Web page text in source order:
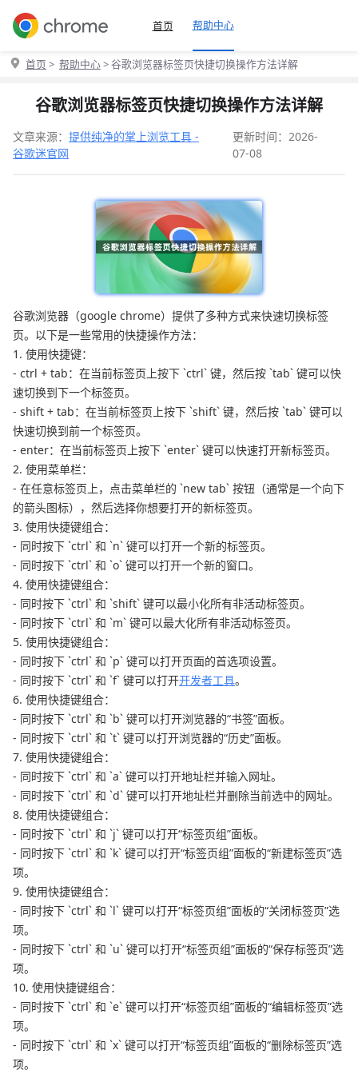
首页 帮助中心
首页 > 帮助中心> 谷歌浏览器标签页快捷切换操作方法详解
谷歌浏览器标签页快捷切换操作方法详解
文章来源： 提供纯净的掌上浏览工具 -
谷歌迷官网
更新时间：2026-
07-08
谷歌浏览器（google chrome）提供了多种方式来快速切换标签
页。以下是一些常用的快捷操作方法：
1. 使用快捷键：
- ctrl + tab：在当前标签页上按下 `ctrl` 键，然后按 `tab` 键可以快
速切换到下一个标签页。
- shift + tab：在当前标签页上按下 `shift` 键，然后按 `tab` 键可以
快速切换到前一个标签页。
- enter：在当前标签页上按下 `enter` 键可以快速打开新标签页。
2. 使用菜单栏：
- 在任意标签页上，点击菜单栏的 `new tab` 按钮（通常是一个向下
的箭头图标），然后选择你想要打开的新标签页。
3. 使用快捷键组合：
- 同时按下 `ctrl` 和 `n` 键可以打开一个新的标签页。
- 同时按下 `ctrl` 和 `o` 键可以打开一个新的窗口。
4. 使用快捷键组合：
- 同时按下 `ctrl` 和 `shift` 键可以最小化所有非活动标签页。
- 同时按下 `ctrl` 和 `m` 键可以最大化所有非活动标签页。
5. 使用快捷键组合：
- 同时按下 `ctrl` 和 `p` 键可以打开页面的首选项设置。
- 同时按下 `ctrl` 和 `f` 键可以打开开发者工具。
6. 使用快捷键组合：
- 同时按下 `ctrl` 和 `b` 键可以打开浏览器的“书签”面板。
- 同时按下 `ctrl` 和 `t` 键可以打开浏览器的“历史”面板。
7. 使用快捷键组合：
- 同时按下 `ctrl` 和 `a` 键可以打开地址栏并输入网址。
- 同时按下 `ctrl` 和 `d` 键可以打开地址栏并删除当前选中的网址。
8. 使用快捷键组合：
- 同时按下 `ctrl` 和 `j` 键可以打开“标签页组”面板。
- 同时按下 `ctrl` 和 `k` 键可以打开“标签页组”面板的“新建标签页”选
项。
9. 使用快捷键组合：
- 同时按下 `ctrl` 和 `l` 键可以打开“标签页组”面板的“关闭标签页”选
项。
- 同时按下 `ctrl` 和 `u` 键可以打开“标签页组”面板的“保存标签页”选
项。
10. 使用快捷键组合：
- 同时按下 `ctrl` 和 `e` 键可以打开“标签页组”面板的“编辑标签页”选
项。
- 同时按下 `ctrl` 和 `x` 键可以打开“标签页组”面板的“删除标签页”选
项。